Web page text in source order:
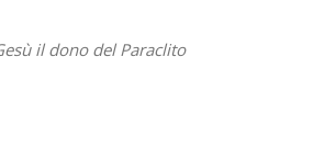
il dono del Paraclito